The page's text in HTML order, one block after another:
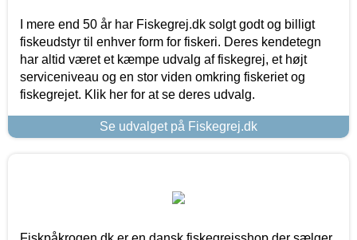
I mere end 50 år har Fiskegrej.dk solgt godt og billigt
fiskeudstyr til enhver form for fiskeri. Deres kendetegn
har altid været et kæmpe udvalg af fiskegrej, et højt
serviceniveau og en stor viden omkring fiskeriet og
fiskegrejet. Klik her for at se deres udvalg.
Se udvalget på Fiskegrej.dk